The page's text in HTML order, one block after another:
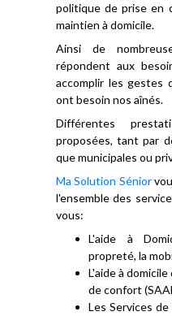
politique de prise en
maintien à domicile.
Ainsi de
répondent aux
accomplir les gestes
ont besoin nos aînés.
Différentes
proposées, tant par
que municipales ou
Ma Solution Sénior
l'ensemble des
vous:
L'aide à
propreté, la
L'aide à
de confort
Les Services